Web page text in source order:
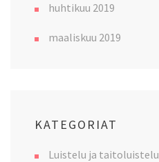
huhtikuu 2019
maaliskuu 2019
KATEGORIAT
Luistelu ja taitoluistelu